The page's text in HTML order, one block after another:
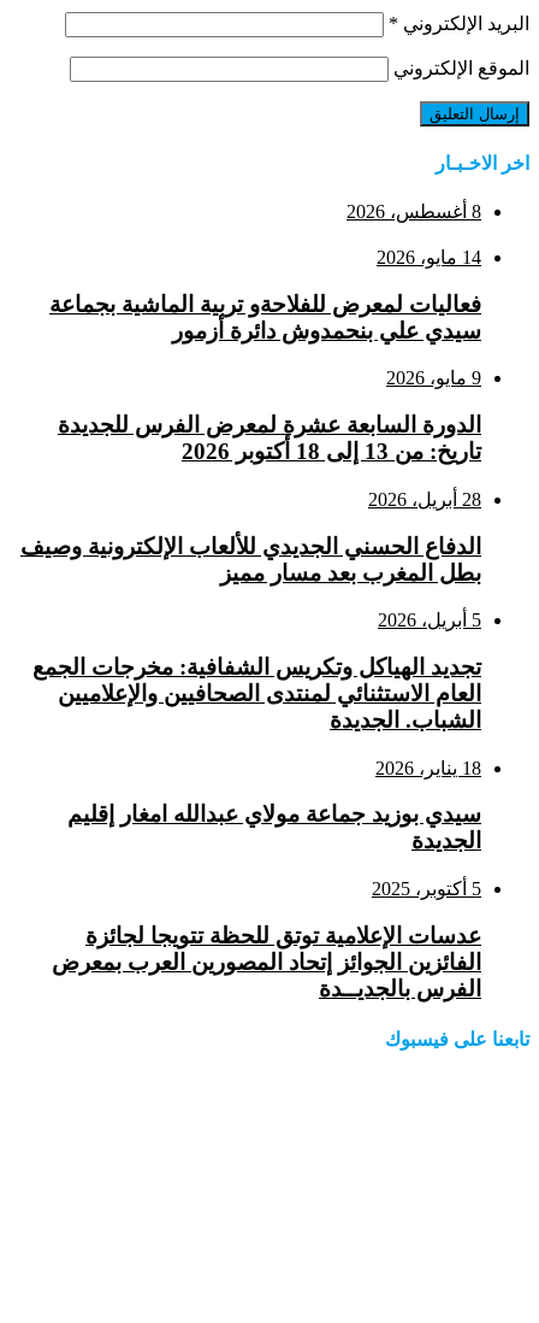
البريد الإلكتروني *
الموقع الإلكتروني
اخر الاخـبـار
8 أغسطس، 2026
14 مايو، 2026
فعاليات لمعرض للفلاحةو تربية الماشية بجماعة
سيدي علي بنحمدوش دائرة أزمور
9 مايو، 2026
الدورة السابعة عشرة لمعرض الفرس للجديدة
تاريخ: من 13 إلى 18 أكتوبر 2026
28 أبريل، 2026
الدفاع الحسني الجديدي للألعاب الإلكترونية وصيف
بطل المغرب بعد مسار مميز
5 أبريل، 2026
تجديد الهياكل وتكريس الشفافية: مخرجات الجمع
العام الاستثنائي لمنتدى الصحافيين والإعلاميين
الشباب. الجديدة
18 يناير، 2026
سيدي بوزيد جماعة مولاي عبدالله امغار إقليم
الجديدة
5 أكتوبر، 2025
عدسات الإعلامية توتق للحظة تتويجا لجائزة
الفائزين الجوائز إتحاد المصورين العرب بمعرض
الفرس بالجديــدة
تابعنا على فيسبوك